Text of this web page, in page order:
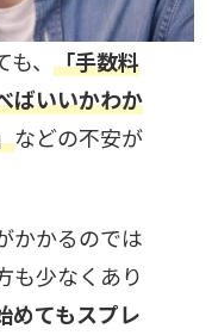
も、「手数料
ばいいかわか
などの不安が
かかるのでは
も少なくあり
めてもスプレ